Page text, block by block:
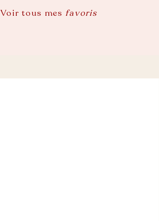
Voir tous mes favoris